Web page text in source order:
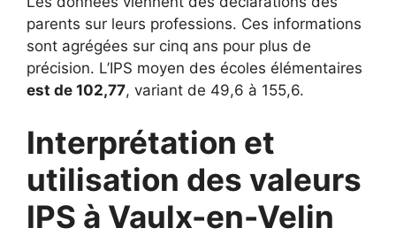
parents sur leurs professions. Ces informations
sont agrégées sur cinq ans pour plus de
précision. L’IPS moyen des écoles élémentaires
est de 102,77, variant de 49,6 à 155,6.
Interprétation et
utilisation des valeurs
IPS à Vaulx-en-Velin